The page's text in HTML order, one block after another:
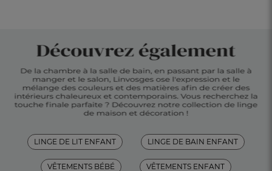
LINGE DE LIT ENFANT LINGE DE BAIN ENFANT
VÊTEMENTS BÉBÉ VÊTEMENTS ENFANT